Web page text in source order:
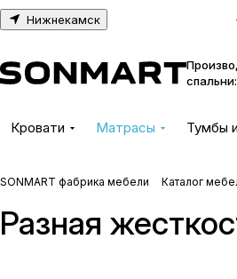
Нижнекамск
Кровати Матрасы Тумбы
SONMART фабрика мебели Каталог
Разная
500 пружин на спальное